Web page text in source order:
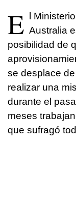
E l
Australia
posibilidad de
se desplace
realizar una
durante el
meses
que sufragó